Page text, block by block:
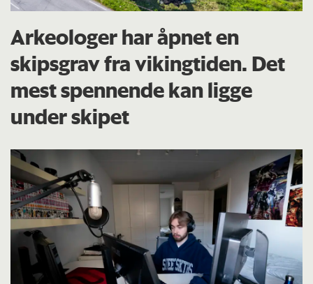
Arkeologer har åpnet en
skipsgrav fra vikingtiden. Det
mest spennende kan ligge
under skipet